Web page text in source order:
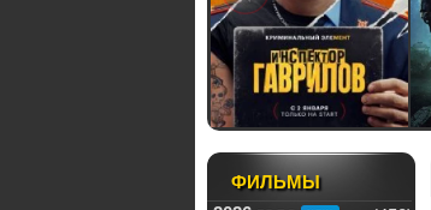
ФИЛЬМЫ